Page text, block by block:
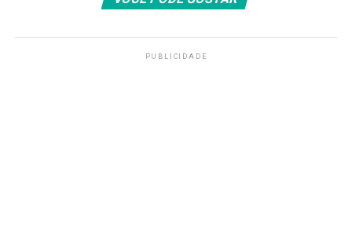
pic.twitter.com/eZtyp0p0yN
— SE Palmeiras
PUBLICIDADE